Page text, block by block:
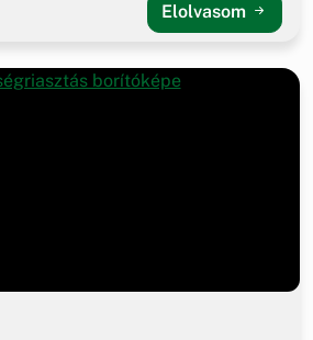
Elolvasom